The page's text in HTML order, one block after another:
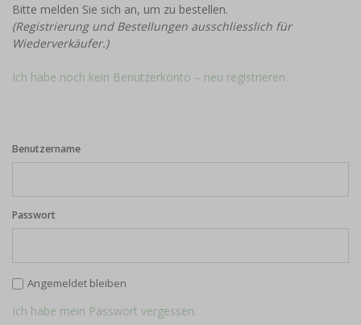
Bitte melden Sie sich an, um zu bestellen.
(Registrierung und Bestellungen ausschliesslich für
Wiederverkäufer.)
Ich habe noch kein Benutzerkonto – neu registrieren
Benutzername
Passwort
Angemeldet bleiben
Ich habe mein Passwort vergessen.